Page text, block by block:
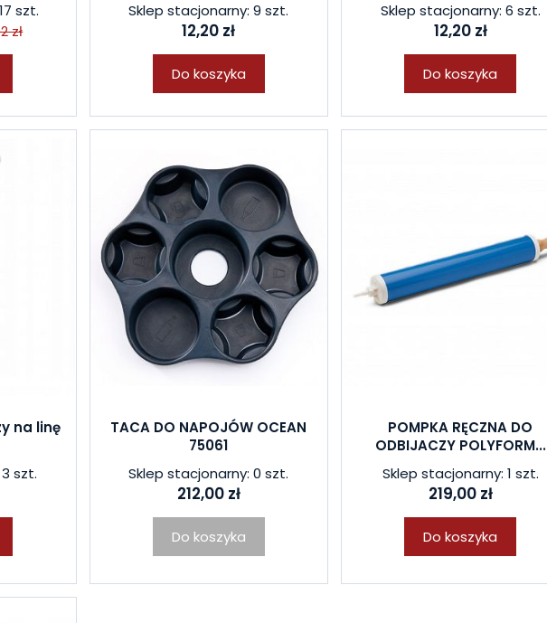
szt.
zł
Sklep stacjonarny: 9 szt.
12,20 zł
Do koszyka
Sklep stacjonarny: 6 szt.
12,20 zł
Do koszyka
na linę
szt.
TACA DO NAPOJÓW OCEAN
75061
Sklep stacjonarny: 0 szt.
212,00 zł
Do koszyka
POMPKA RĘCZNA DO
ODBIJACZY POLYFORM...
Sklep stacjonarny: 1 szt.
219,00 zł
Do koszyka